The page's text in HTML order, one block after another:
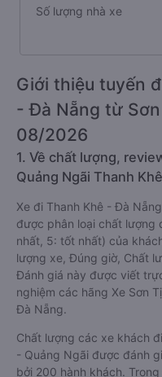
Số lượng nhà xe
Giới thiệu tuyến
- Đà Nẵng từ
08/2026
1. Về chất lượng,
Quảng Ngãi Thanh
Xe đi Thanh Khê - Đà
được phân loại chất lượng
nhất, 5: tốt nhất) của
lượng xe, Đúng giờ, Chất
Đánh giá này được viết
nghiệm các hãng Xe Sơn
Đà Nẵng.
Chất lượng các xe khách
- Quảng Ngãi được đánh
bởi 200 hành khách.